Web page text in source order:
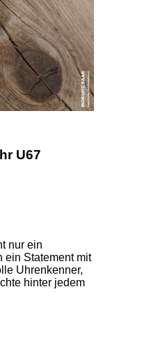
U67
nur ein
ein Statement mit
Uhrenkenner,
hinter jedem